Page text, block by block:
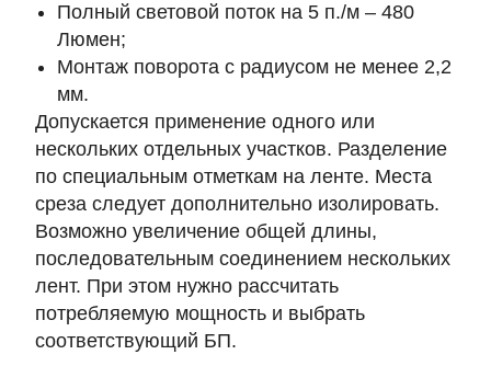
Полный световой поток на 5 п./м – 480
Люмен;
Монтаж поворота с радиусом не менее 2,2
мм.
Допускается применение одного или
нескольких отдельных участков. Разделение
по специальным отметкам на ленте. Места
среза следует дополнительно изолировать.
Возможно увеличение общей длины,
последовательным соединением нескольких
лент. При этом нужно рассчитать
потребляемую мощность и выбрать
соответствующий БП.